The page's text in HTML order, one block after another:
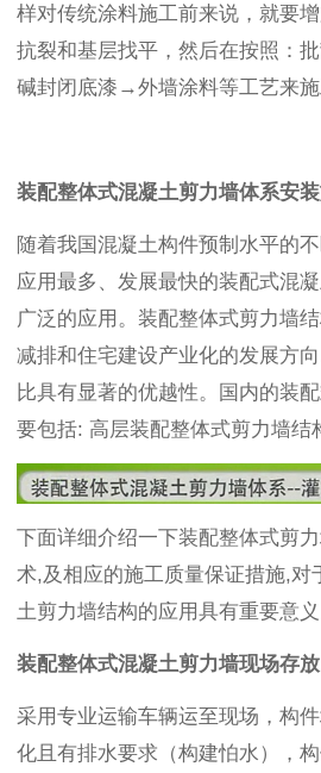
样对传统涂料施工前来说，就要
抗裂和基层找平，然后在按照：
碱封闭底漆→外墙涂料等工艺来施
装配整体式混凝土剪力墙体系安装
随着我国混凝土构件预制水平的
应用最多、发展最快的装配式混
广泛的应用。装配整体式剪力墙
减排和住宅建设产业化的发展方
比具有显著的优越性。国内的装
要包括: 高层装配整体式剪力墙结
下面详细介绍一下装配整体式剪
术,及相应的施工质量保证措施,对
土剪力墙结构的应用具有重要意义
装配整体式混凝土剪力墙现场存放
采用专业运输车辆运至现场，构
化且有排水要求（构建怕水），